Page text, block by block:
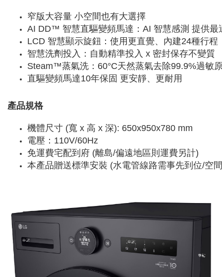
窄版大容量 小空間也有大選擇
AI DD™ 智慧直驅變頻馬達：AI 智慧感測 提供最
LCD 智慧顯示旋鈕：使用更直覺、內建24種行程
智慧洗劑投入：自動精準投入 x 密封保存不變質
Steam™蒸氣洗：60°C天然蒸氣去除99.9%過敏
直驅變頻馬達10年保固 更安靜、更耐用
產品規格
機體尺寸 (寬 x 高 x 深): 650x950x780 mm
電壓：110V/60Hz
免運費宅配到府 (離島/偏遠地區則運費另計)
本產品贈送標準安裝 (水電管線路需事先到位/空